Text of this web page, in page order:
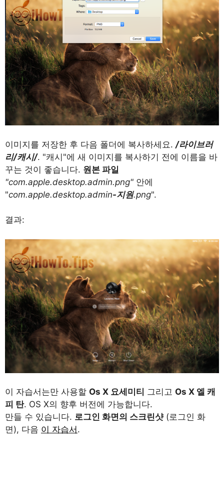
이미지를 저장한 후 다음 폴더에 복사하세요. /라이브러
리/캐시/. "캐시"에 새 이미지를 복사하기 전에 이름을 바
꾸는 것이 좋습니다. 원본 파일
"com.apple.desktop.admin.png" 안에
"com.apple.desktop.admin-지원.png".
결과:
이 자습서는만 사용할 Os X 요세미티 그리고 Os X 엘 캐
피 탄. OS X의 향후 버전에 가능합니다.
만들 수 있습니다. 로그인 화면의 스크린샷(로그인 화
면), 다음 이 자습서 .